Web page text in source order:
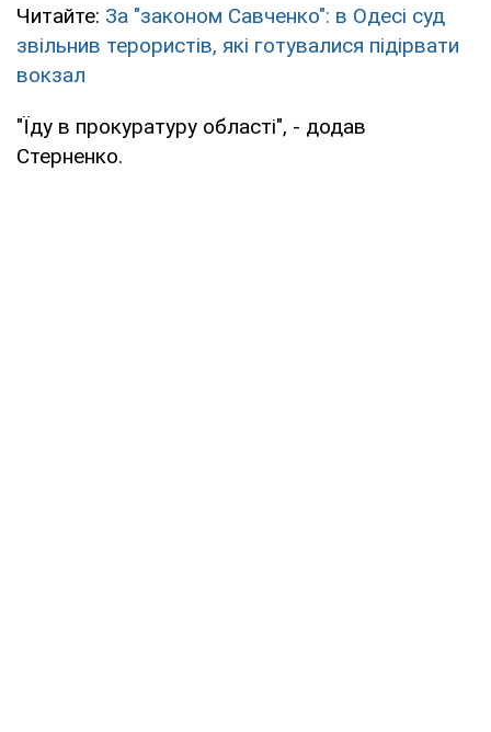
Читайте: За "законом Савченко": в Одесі суд
звільнив терористів, які готувалися підірвати
вокзал
"Їду в прокуратуру області", - додав
Стерненко.